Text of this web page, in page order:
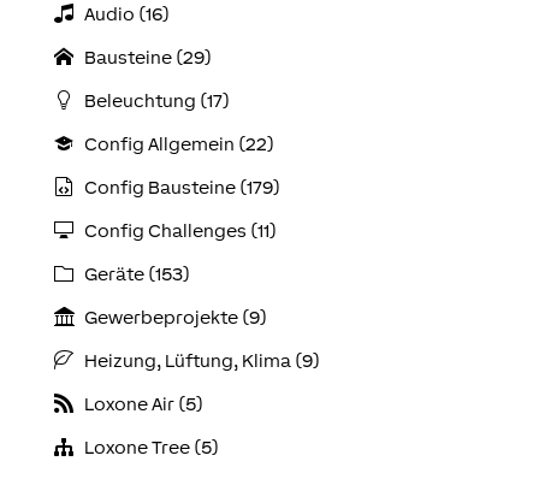
Audio (16)
Bausteine (29)
Beleuchtung (17)
Config Allgemein (22)
Config Bausteine (179)
Config Challenges (11)
Geräte (153)
Gewerbeprojekte (9)
Heizung, Lüftung, Klima (9)
Loxone Air (5)
Loxone Tree (5)